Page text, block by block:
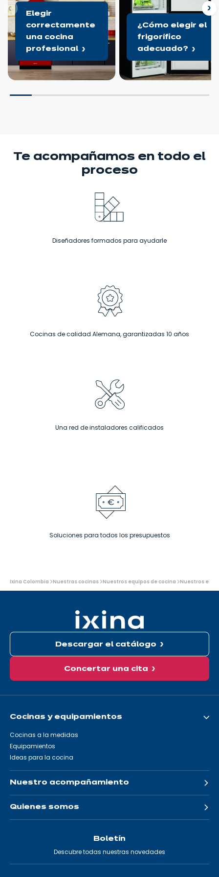
Elegir
correctamente
una cocina
profesional
¿Cómo elegir el
frigorífico
adecuado?
Te acompañamos en todo el
proceso
Diseñadores formados para ayudarle
Cocinas de calidad Alemana, garantizadas 10 años
Una red de instaladores calificados
Soluciones para todos los presupuestos
Usted
está
Ixina Colombia Nuestras cocinas Nuestros equipos de cocina Nuestros
Descargar el catálogo
Concertar una cita
Cocinas y equipamientos
Cocinas a la medidas
Equipamientos
Ideas para la cocina
Nuestro acompañamiento
Quienes somos
Boletín
Descubre todas nuestras novedades